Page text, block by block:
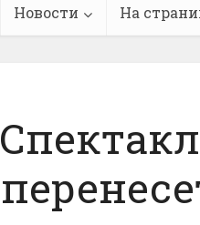
Новости На